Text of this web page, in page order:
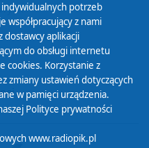
potrzeb
współpracujący z nami
dostawcy aplikacji
do obsługi internetu
cookies. Korzystanie z
zmiany ustawień dotyczących
w pamięci urządzenia.
Polityce prywatności
www.radiopik.pl